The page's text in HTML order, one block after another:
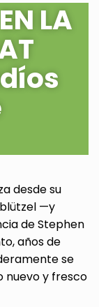
LA
desde su
—y
de Stephen
años de
se
nuevo y fresco